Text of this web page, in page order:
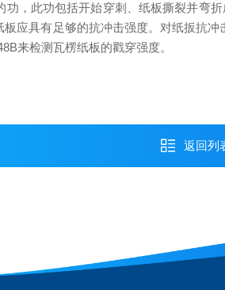
，此功包括开始穿刺、纸板撕裂并弯
应具有足够的抗冲击强度。对纸扳抗
来检测瓦楞纸板的戳穿强度。
返回列